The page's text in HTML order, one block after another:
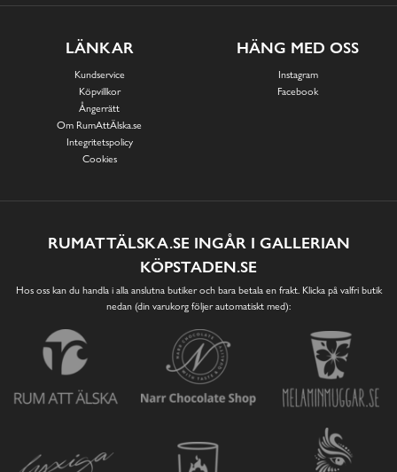
LÄNKAR
Kundservice
Köpvillkor
Ångerrätt
Om RumAttÄlska.se
Integritetspolicy
Cookies
HÄNG MED OSS
Instagram
Facebook
RUMATTÄLSKA.SE INGÅR I GALLERIAN
KÖPSTADEN.SE
Hos oss kan du handla i alla anslutna butiker och bara betala en frakt. Klicka på valfri butik
nedan (din varukorg följer automatiskt med):